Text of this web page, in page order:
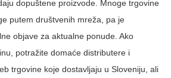
dopuštene proizvode. Mnoge trgovine
putem društvenih mreža, pa je
objave za aktualne ponude. Ako
potražite domaće distributere i
trgovine koje dostavljaju u Sloveniju, ali